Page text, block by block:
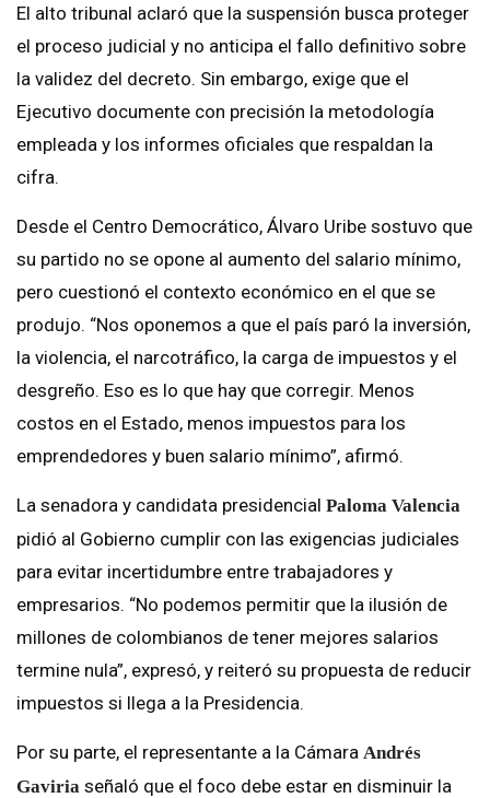
El alto tribunal aclaró que la suspensión busca proteger
el proceso judicial y no anticipa el fallo definitivo sobre
la validez del decreto. Sin embargo, exige que el
Ejecutivo documente con precisión la metodología
empleada y los informes oficiales que respaldan la
cifra.
Desde el Centro Democrático, Álvaro Uribe sostuvo que
su partido no se opone al aumento del salario mínimo,
pero cuestionó el contexto económico en el que se
produjo. “Nos oponemos a que el país paró la inversión,
la violencia, el narcotráfico, la carga de impuestos y el
desgreño. Eso es lo que hay que corregir. Menos
costos en el Estado, menos impuestos para los
emprendedores y buen salario mínimo”, afirmó.
La senadora y candidata presidencial Paloma Valencia
pidió al Gobierno cumplir con las exigencias judiciales
para evitar incertidumbre entre trabajadores y
empresarios. “No podemos permitir que la ilusión de
millones de colombianos de tener mejores salarios
termine nula”, expresó, y reiteró su propuesta de reducir
impuestos si llega a la Presidencia.
Por su parte, el representante a la Cámara Andrés
Gaviria señaló que el foco debe estar en disminuir la